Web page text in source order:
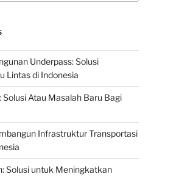
Underpass: Solusi
Lintas di Indonesia
Solusi Atau Masalah Baru Bagi
Infrastruktur Transportasi
Solusi untuk Meningkatkan